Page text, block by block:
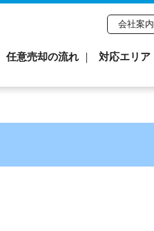
会社案内
任意売却の流れ 対応エリア